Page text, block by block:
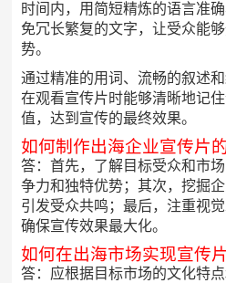
时间内，用简短精炼的语言准
免冗长繁复的文字，让受众能
势。
通过精准的用词、流畅的叙述
在观看宣传片时能够清晰地记
值，达到宣传的最终效果。
如何制作出海企业宣传片的
答：首先，了解目标受众和市
争力和独特优势；其次，挖掘
引发受众共鸣；最后，注重视
确保宣传效果最大化。
如何在出海市场实现宣传
答：应根据目标市场的文化特